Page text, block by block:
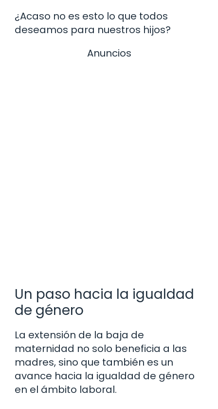
¿Acaso no es esto lo que todos
deseamos para nuestros hijos?
Anuncios
Un paso hacia la igualdad
de género
La extensión de la baja de
maternidad no solo beneficia a las
madres, sino que también es un
avance hacia la igualdad de género
en el ámbito laboral.